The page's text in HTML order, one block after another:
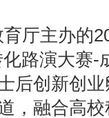
厅主办的
路演大赛-
后创新创
，融合高